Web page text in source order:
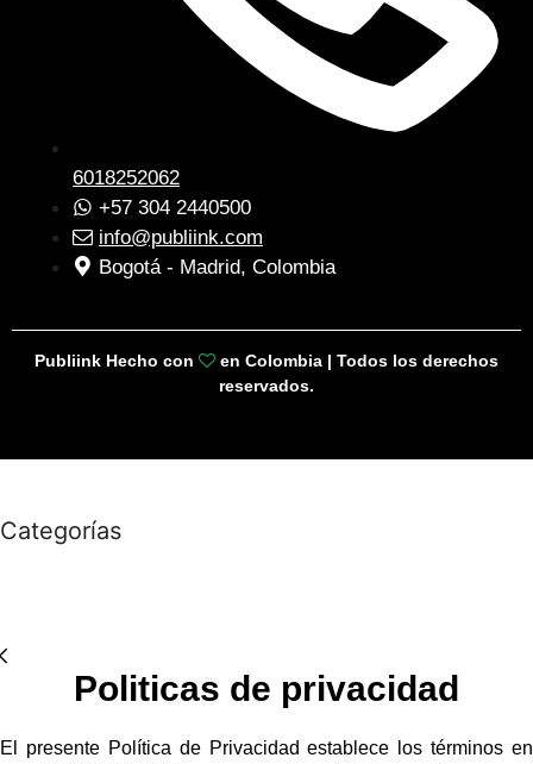
6018252062
+57 304 2440500
info@publiink.com
Bogotá - Madrid, Colombia
Publiink Hecho con
en Colombia | Todos los derechos
reservados.
Categorías
Politicas de privacidad
El presente Política de Privacidad establece los términos en